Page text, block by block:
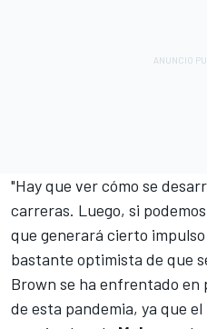
"Hay que ver cómo se
carreras. Luego, si
que generará cierto
bastante optimista de que
Brown se ha enfrentado en
de esta pandemia, ya que